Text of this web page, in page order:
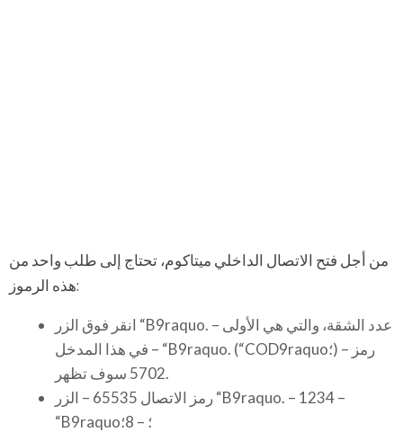
من أجل فتح الاتصال الداخلي ميتاكوم، تحتاج إلى طلب واحد من
هذه الرموز:
انقر فوق الزر “B9raquo. – عدد الشقة، والتي هي الأولى
في هذا المدخل – “B9raquo. (“COD9raquo؛) – رمز
5702 سوف تظهر.
رمز الاتصال 65535 – الزر “B9raquo. – 1234 –
“B9raquo؛ – 8؛